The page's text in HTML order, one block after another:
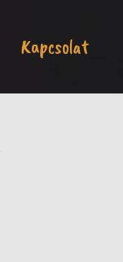
Kapcsolat